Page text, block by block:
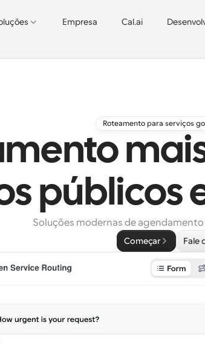
Empresa Cal.ai
Roteamento para serviços
públicos
Soluções modernas de
Começar Fale